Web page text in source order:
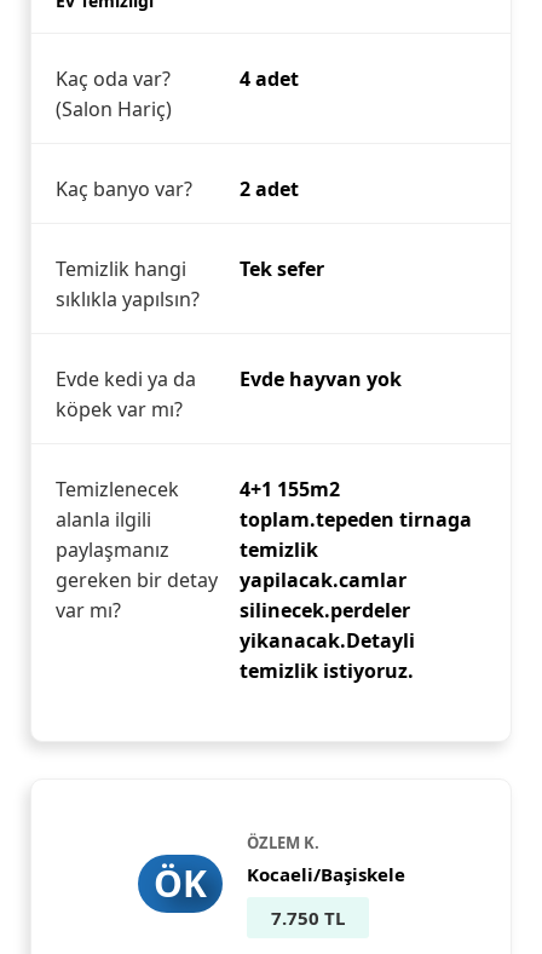
Kaç oda var?
(Salon Hariç)
4 adet
Kaç banyo var? 2 adet
Temizlik hangi
sıklıkla yapılsın?
Tek sefer
Evde kedi ya da
köpek var mı?
Evde hayvan yok
Temizlenecek
alanla ilgili
paylaşmanız
gereken bir detay
var mı?
4+1 155m2
toplam.tepeden tirnaga
temizlik
yapilacak.camlar
silinecek.perdeler
yikanacak.Detayli
temizlik istiyoruz.
ÖK
ÖZLEM K.
Kocaeli/Başiskele
7.750 TL